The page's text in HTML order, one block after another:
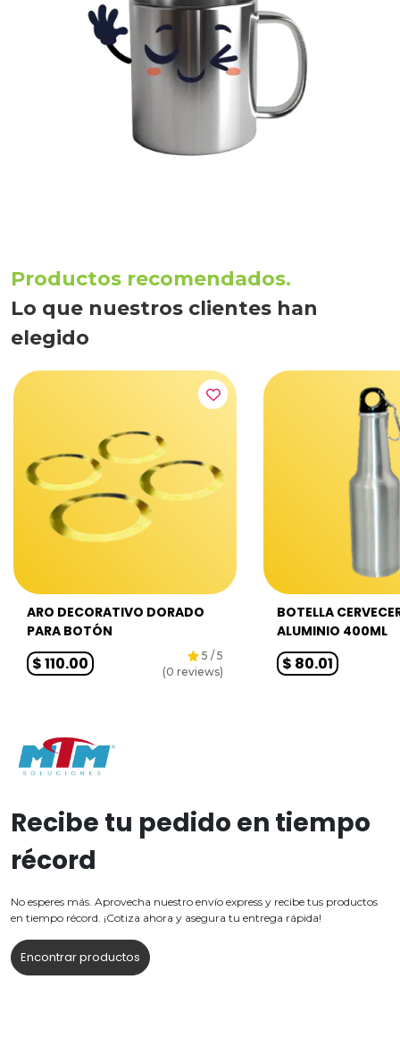
Productos recomendados.
Lo que nuestros clientes han
elegido
ARO DECORATIVO DORADO
PARA BOTÓN
$110.00 5 / 5
(0 reviews)
BOTELLA
ALUMINIO 400ML
$ 80.01
Recibe tu pedido en tiempo
récord
No esperes más. Aprovecha nuestro envío express y recibe tus productos
en tiempo récord. ¡Cotiza ahora y asegura tu entrega rápida!
Encontrar productos